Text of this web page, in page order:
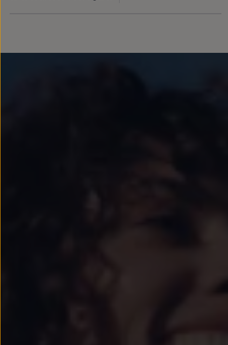
Entretenimiento